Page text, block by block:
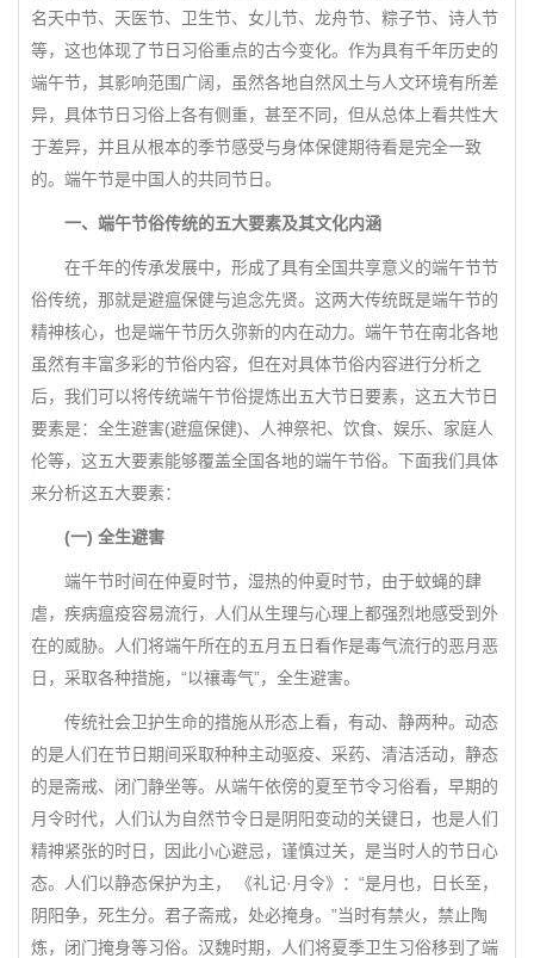
名天中节、天医节、卫生节、女儿节、龙舟节、粽子节、诗人节
等，这也体现了节日习俗重点的古今变化。作为具有千年历史的
端午节，其影响范围广阔，虽然各地自然风土与人文环境有所差
异，具体节日习俗上各有侧重，甚至不同，但从总体上看共性大
于差异，并且从根本的季节感受与身体保健期待看是完全一致
的。端午节是中国人的共同节日。
一、端午节俗传统的五大要素及其文化内涵
在千年的传承发展中，形成了具有全国共享意义的端午节节
俗传统，那就是避瘟保健与追念先贤。这两大传统既是端午节的
精神核心，也是端午节历久弥新的内在动力。端午节在南北各地
虽然有丰富多彩的节俗内容，但在对具体节俗内容进行分析之
后，我们可以将传统端午节俗提炼出五大节日要素，这五大节日
要素是：全生避害(避瘟保健)、人神祭祀、饮食、娱乐、家庭人
伦等，这五大要素能够覆盖全国各地的端午节俗。下面我们具体
来分析这五大要素：
(一) 全生避害
端午节时间在仲夏时节，湿热的仲夏时节，由于蚊蝇的肆
虐，疾病瘟疫容易流行，人们从生理与心理上都强烈地感受到外
在的威胁。人们将端午所在的五月五日看作是毒气流行的恶月恶
日，采取各种措施，“以禳毒气”，全生避害。
传统社会卫护生命的措施从形态上看，有动、静两种。动态
的是人们在节日期间采取种种主动驱疫、采药、清洁活动，静态
的是斋戒、闭门静坐等。从端午依傍的夏至节令习俗看，早期的
月令时代，人们认为自然节令日是阴阳变动的关键日，也是人们
精神紧张的时日，因此小心避忌，谨慎过关，是当时人的节日心
态。人们以静态保护为主， 《礼记·月令》：“是月也，日长至，
阴阳争，死生分。君子斋戒，处必掩身。”当时有禁火，禁止陶
炼，闭门掩身等习俗。汉魏时期，人们将夏季卫生习俗移到了端